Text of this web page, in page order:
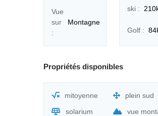
Vue
sur
:
Montagne
ski :
Golf :
Propriétés disponibles
mitoyenne
plein sud
solarium
vue